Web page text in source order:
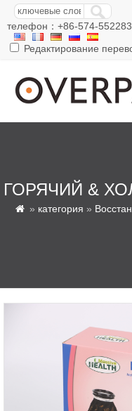
телефон：+86-574-
Редактирование
ГОРЯЧИЙ &
 » категория »